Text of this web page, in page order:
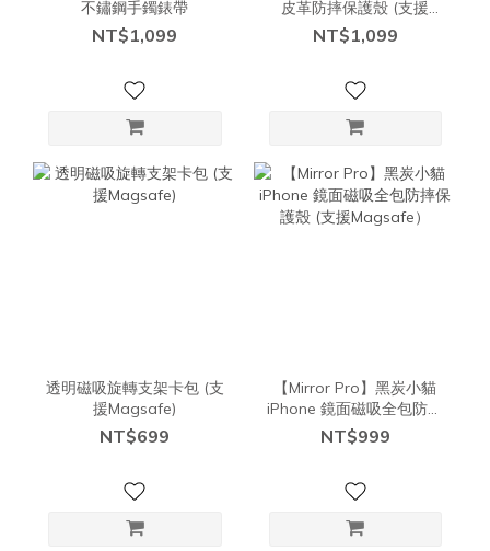
不鏽鋼手鐲錶帶
NT$1,099
皮革防摔保護殼 (支援
Magsafe)
NT$1,099
透明磁吸旋轉支架卡包 (支
援Magsafe)
NT$699
【Mirror Pro】黑炭小貓
iPhone 鏡面磁吸全包防摔
保護殼 (支援Magsafe）
NT$999